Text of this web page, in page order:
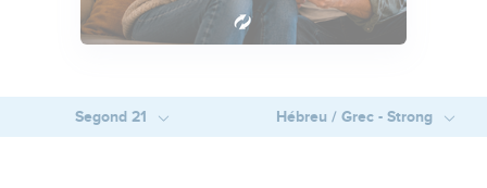
Segond 21 Hébreu / Grec - Strong